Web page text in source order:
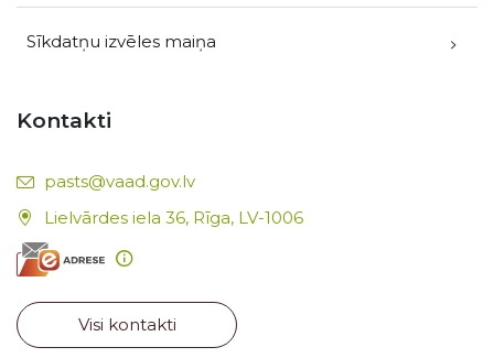
Sīkdatņu izvēles maiņa
Kontakti
E-pasts:
pasts@vaad.gov.lv
Lielvārdes iela 36, Rīga, LV-1006
Visi kontakti